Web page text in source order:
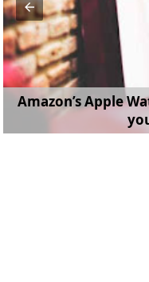
Amazon’s Apple